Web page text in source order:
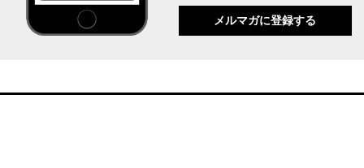
メルマガに登録する